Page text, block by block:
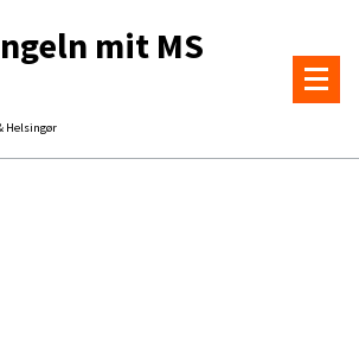
Helsingør